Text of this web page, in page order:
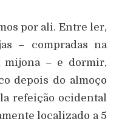
por ali. Entre ler,
– compradas na
mijona – e dormir,
depois do almoço
refeição ocidental
localizado a 5